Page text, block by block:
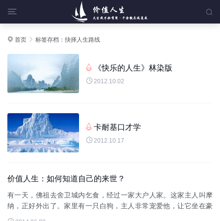
 
 首页  标签存档：抉择人生路线
 《快乐的人生》林染版
 2012.10.02
 卡耐基口才学
 2012.10.17
价值人生：如何知道自己的来世？
有一天，佛祖去舍卫城内乞食，经过一家大户人家。这家主人叫摩
纳，正好外出了。家里有一只白狗，主人非常宠爱他，让它坐在豪
华大床上上，用金盘子吃东西。这只白狗看到佛祖之后，就朝佛祖